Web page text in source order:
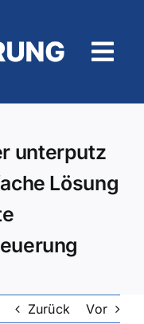
unterputz
Lösung
Zurück Vor